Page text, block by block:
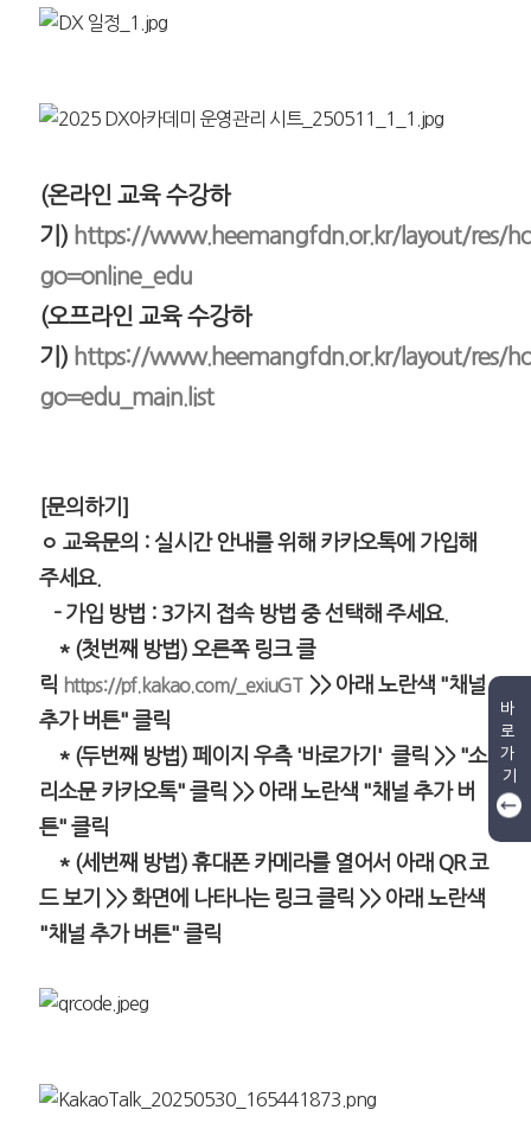
(온라인 교육 수강하
기) https://www.heemangfdn.or.kr/layout/res/
go=online_edu
(오프라인 교육 수강하
기) https://www.heemangfdn.or.kr/layout/res/
go=edu_main.list
[문의하기]
ㅇ 교육문의 : 실시간 안내를 위해 카카오톡에 가입해
주세요.
- 가입 방법 : 3가지 접속 방법 중 선택해 주세요.
* (첫번째 방법) 오른쪽 링크 클
릭 https://pf.kakao.com/_exiuGT >> 아래 노란색 "채널
추가 버튼" 클릭
* (두번째 방법) 페이지 우측 '바로가기' 클릭 >> "소
리소문 카카오톡"클릭 >> 아래 노란색 "채널 추가 버
튼" 클릭
* (세번째 방법) 휴대폰 카메라를 열어서 아래 QR 코
드 보기 >> 화면에 나타나는 링크 클릭 >> 아래 노란색
"채널 추가 버튼" 클릭
바
로
가
기